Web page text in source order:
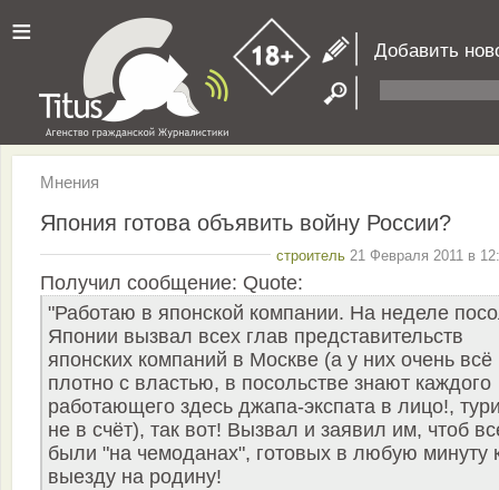
≡ Добавить
Мнения
Япония готова объявить войну России?
строитель 21 Февраля 2011 в
Получил сообщение: Quote:
"Работаю в японской компании. На неделе
Японии вызвал всех глав представительств
японских компаний в Москве (а у них очень всё
плотно с властью, в посольстве знают каждого
работающего здесь джапа-экспата в лицо!,
не в счёт), так вот! Вызвал и заявил им, чтоб
были "на чемоданах", готовых в любую минуту
выезду на родину!